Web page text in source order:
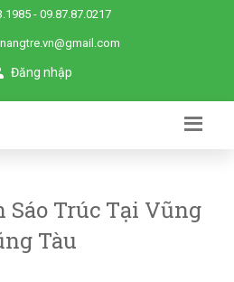
- 09.87.87.0217
Đăng nhập
Sáo Trúc Tại Vũng
Tàu